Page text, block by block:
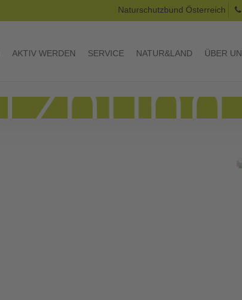
Naturschutzbund Österreich
AKTIV WERDEN SERVICE NATUR&LAND ÜBER